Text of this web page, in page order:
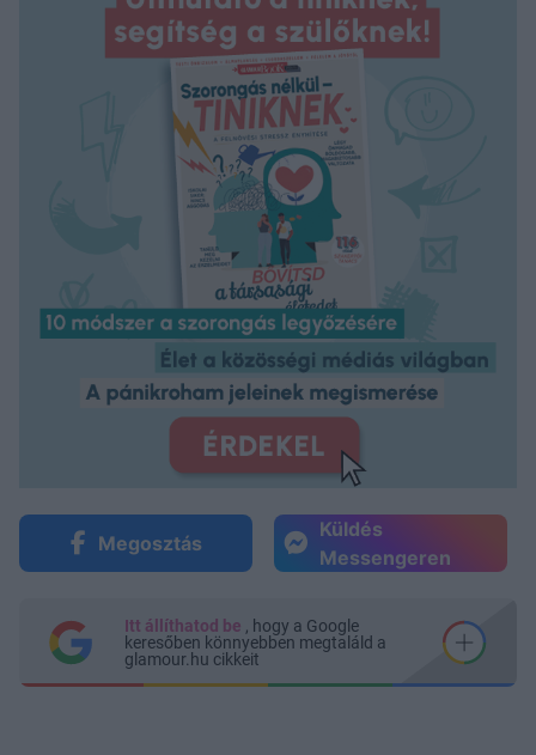
Megosztás
Küldés
Messengeren
Itt állíthatod be , hogy a Google
keresőben könnyebben megtaláld a
glamour.hu cikkeit